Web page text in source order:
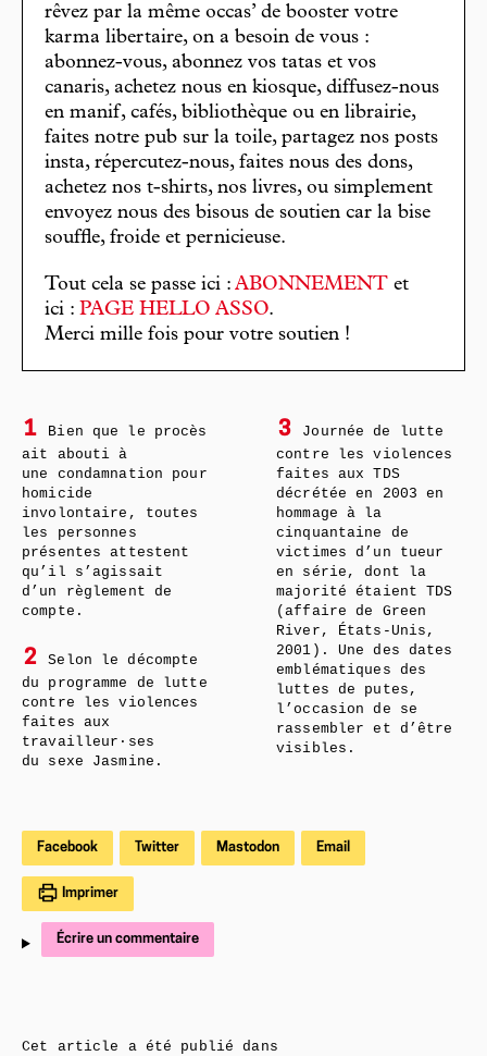
rêvez par la même occas’ de booster votre
karma libertaire, on a besoin de vous :
abonnez-vous, abonnez vos tatas et vos
canaris, achetez nous en kiosque, diffusez-nous
en manif, cafés, bibliothèque ou en librairie,
faites notre pub sur la toile, partagez nos posts
insta, répercutez-nous, faites nous des dons,
achetez nos t-shirts, nos livres, ou simplement
envoyez nous des bisous de soutien car la bise
souffle, froide et pernicieuse.
Tout cela se passe ici : ABONNEMENT et
ici : PAGE HELLO ASSO.
Merci mille fois pour votre soutien !
1
Bien que le procès
ait abouti à
une condamnation pour
homicide
involontaire, toutes
les personnes
présentes attestent
qu’il s’agissait
d’un règlement de
compte.
2
Selon le décompte
du programme de lutte
contre les violences
faites aux
travailleur·ses
du sexe Jasmine.
3
Journée de lutte
contre les violences
faites aux TDS
décrétée en 2003 en
hommage à la
cinquantaine de
victimes d’un tueur
en série, dont la
majorité étaient TDS
(affaire de Green
River, États-Unis,
2001). Une des dates
emblématiques des
luttes de putes,
l’occasion de se
rassembler et d’être
visibles.
Facebook Twitter Mastodon Email
Imprimer
Écrire un commentaire
Cet article a été publié dans